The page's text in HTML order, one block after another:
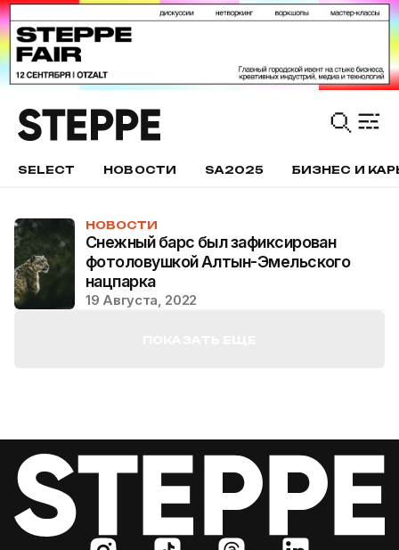
SELECT НОВОСТИ SA2025 БИЗНЕС И
НОВОСТИ
Снежный барс был зафиксирован
фотоловушкой Алтын-Эмельского
нацпарка
19 Августа, 2022